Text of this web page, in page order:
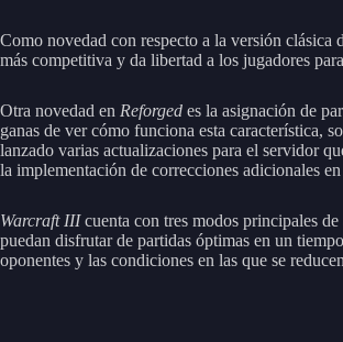
Como novedad con respecto a la versión clásica
más competitiva y da libertad a los jugadores
Otra novedad en Reforged es la asignación de
ganas de ver cómo funciona esta característica,
lanzado varias actualizaciones para el servidor
la implementación de correcciones adicionales
Warcraft IIIcuenta con tres modos principales
puedan disfrutar de partidas óptimas en un
oponentes y las condiciones en las que se